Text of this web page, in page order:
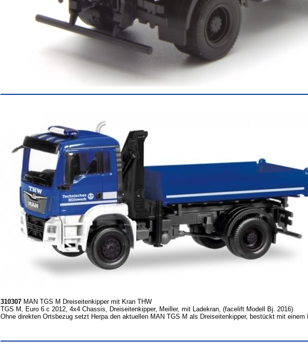
310307MAN TGS M Dreiseitenkipper mit Kran THW
TGS M, Euro 6 c 2012, 4x4 Chassis, Dreiseitenkipper, Meiller, mit Ladekran, (facelift Modell Bj. 2016)
Ohne direkten Ortsbezug setzt Herpa den aktuellen MAN TGS M als Dreiseitenkipper, bestückt mit einem